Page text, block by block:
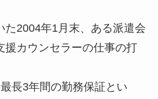
た2004年1月末、ある派遣会
援カウンセラーの仕事の打
長3年間の勤務保証とい